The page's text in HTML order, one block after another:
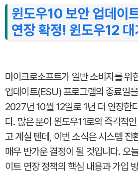
윈도우10 보안 업데이
연장 확정! 윈도우12 대
마이크로소프트가 일반 소비자를 위
업데이트(ESU) 프로그램의 종료일
2027년 10월 12일로 1년 더 연장한
다. 많은 분이 윈도우11로의 즉각적
고 계실 텐데, 이번 소식은 시스템 전
매우 반가운 결정이 될 것입니다. 오
이트 연장 정책의 핵심 내용과 가입